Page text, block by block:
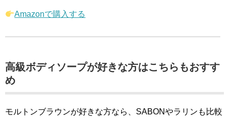
Amazonで購入する
高級ボディソープが好きな方はこちらもおすす
め
モルトンブラウンが好きな方なら、 SABONやラリンも比較